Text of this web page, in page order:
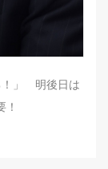
！」 明後日は